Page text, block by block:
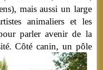
mais aussi un large
animaliers et les
parler avenir de la
Côté canin, un pôle